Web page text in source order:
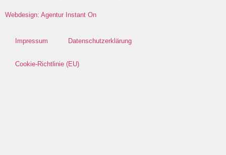
Webdesign: Agentur Instant On
Impressum Datenschutzerklärung
Cookie-Richtlinie (EU)